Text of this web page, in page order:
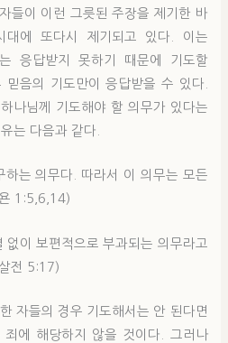
들이 이런 그릇된 주장을 제기한 바
에 또다시 제기되고 있다. 이는
응답받지 못하기 때문에 기도할
음의 기도만이 응답받을 수 있다.
나님께 기도해야 할 의무가 있다는
는 다음과 같다.
는 의무다. 따라서 이 의무는 모든
1:5,6,14)
이 보편적으로 부과되는 의무라고
전 5:17)
자들의 경우 기도해서는 안 된다면
에 해당하지 않을 것이다. 그러나